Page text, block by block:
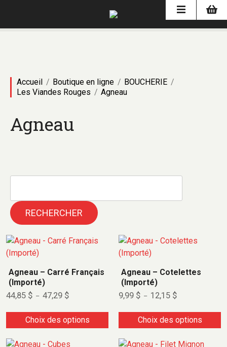
Accueil Boutique en ligne
BOUCHERIE
Les Viandes Rouges
Agneau
Agneau
RECHERCHER
Agneau – Carré Français
(Importé)
44,85 $ – 47,29 $
Choix des options
Agneau – Cotelettes
(Importé)
9,99 $ – 12,15 $
Choix des options